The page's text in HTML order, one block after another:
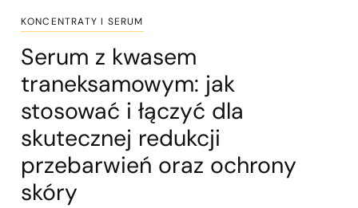
KONCENTRATY I SERUM
Serum z kwasem
traneksamowym: jak
stosować i łączyć dla
skutecznej redukcji
przebarwień oraz ochrony
skóry